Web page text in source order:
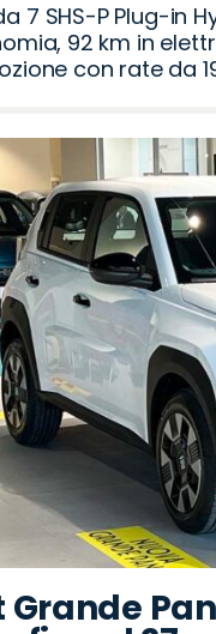
7 SHS-P Plug-in
92 km in
con rate da
Grande